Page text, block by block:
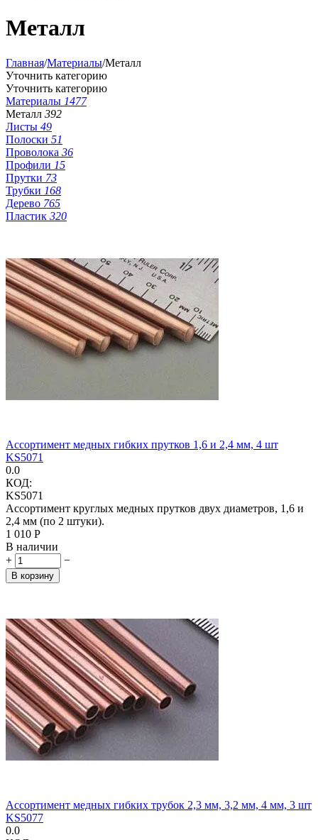
Металл
Главная/Материалы/Металл
Уточнить категорию
Уточнить категорию
Материалы 1477
Металл 392
Листы 49
Полоски 51
Проволока 36
Профили 15
Прутки 73
Трубки 168
Дерево 765
Пластик 320
Ассортимент медных гибких прутков 1,6 и 2,4 мм, 4 шт
KS5071
0.0
КОД:
KS5071
Ассортимент круглых медных прутков двух диаметров, 1,6 и
2,4 мм (по 2 штуки).
1 010 Р
В наличии
+
−
В корзину
Ассортимент медных гибких трубок 2,3 мм, 3,2 мм, 4 мм, 3 шт
KS5077
0.0